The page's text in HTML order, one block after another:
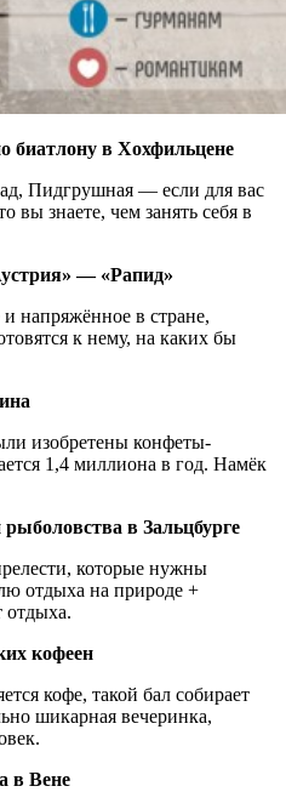
биатлону в Хохфильцене
Пидгрушная — если для вас
вы знаете, чем занять себя в
— «Рапид»
напряжённое в стране,
к нему, на каких бы
изобретены конфеты-
1,4 миллиона в год. Намёк
рыболовства в Зальцбурге
которые нужны
отдыха на природе +
отдыха.
кофеен
кофе, такой бал собирает
шикарная вечеринка,
в Вене